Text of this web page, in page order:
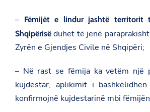
– Fëmijët e lindur jashtë territorit
Shqipërisë duhet të jenë
Zyrën e Gjendjes Civile në Shqipëri;
– Në rast se fëmija ka vetëm një
kujdestar, aplikimit i
konfirmojnë kujdestarinë mbi